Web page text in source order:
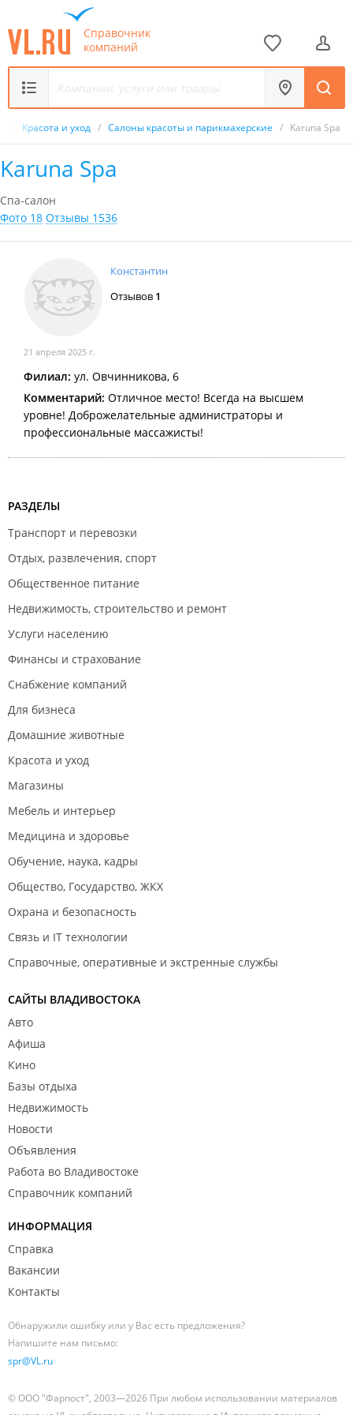
Справочник
компаний
Красота и уход / Салоны красоты и парикмахерские / Karuna Spa
Karuna Spa
Спа-салон
Фото 18 Отзывы 1536
Константин
Отзывов 1
21 апреля 2025 г.
Филиал: ул. Овчинникова, 6
Комментарий: Отличное место! Всегда на высшем
уровне! Доброжелательные администраторы и
профессиональные массажисты!
РАЗДЕЛЫ
Транспорт и перевозки
Отдых, развлечения, спорт
Общественное питание
Недвижимость, строительство и ремонт
Услуги населению
Финансы и страхование
Снабжение компаний
Для бизнеса
Домашние животные
Красота и уход
Магазины
Мебель и интерьер
Медицина и здоровье
Обучение, наука, кадры
Общество, Государство, ЖКХ
Охрана и безопасность
Связь и IT технологии
Справочные, оперативные и экстренные службы
САЙТЫ ВЛАДИВОСТОКА
Авто
Афиша
Кино
Базы отдыха
Недвижимость
Новости
Объявления
Работа во Владивостоке
Справочник компаний
ИНФОРМАЦИЯ
Справка
Вакансии
Контакты
Обнаружили ошибку или у Вас есть предложения?
Напишите нам письмо:
spr@VL.ru
© ООО "Фарпост", 2003—2026 При любом использовании материалов